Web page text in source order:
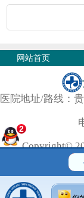
网站首页
医院地址/路线：
Copyright©
2